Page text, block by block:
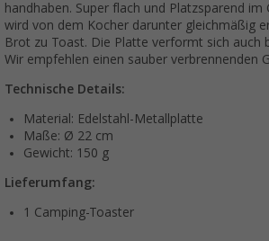
handhaben. Super flach und Platzsparend im
wird von dem Kocher darunter gleichmäßig
Brot zu Toast. Die Platte verformt sich auch
Wir empfehlen einen sauber verbrennenden
Technische Details:
Material: Edelstahl-Metallplatte
Maße: Ø 22 cm
Gewicht: 150 g
Lieferumfang:
1 Camping-Toaster